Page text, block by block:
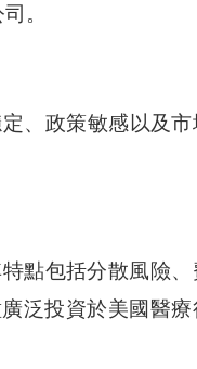
。
、政策敏感以及市
點包括分散風險、
泛投資於美國醫療